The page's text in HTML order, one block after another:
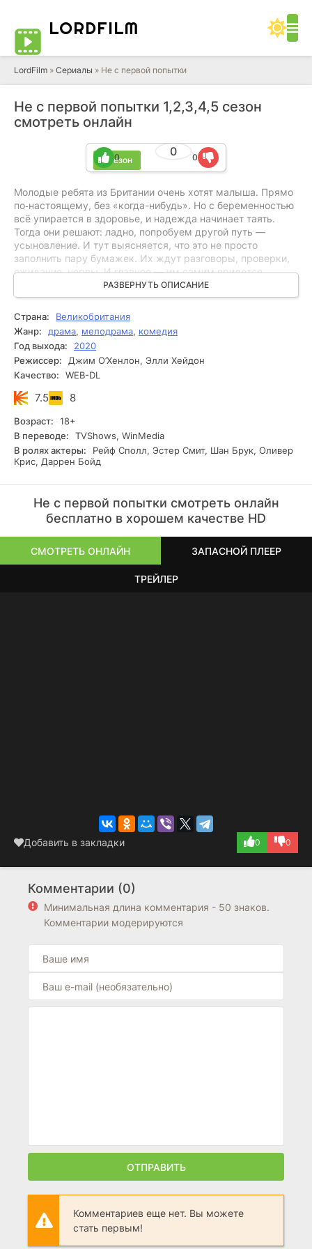
LORDFILM
LordFilm » Сериалы » Не с первой попытки
Не с первой попытки 1,2,3,4,5 сезон
смотреть онлайн
5 сезон
0
0 0
Молодые ребята из Британии очень хотят малыша. Прямо
по‑настоящему, без «когда-нибудь». Но с беременностью
всё упирается в здоровье, и надежда начинает таять.
Тогда они решают: ладно, попробуем другой путь —
усыновление. И тут выясняется, что это не просто
заполнить пару бумажек. Их ждут разговоры, проверки,
ожидание, нервы. И главное — им самим придется
меняться. Учиться говорить честно, не прятать страхи, не
играть в «у нас всё нормально». Потому что иначе этот
путь просто не пройти.
РАЗВЕРНУТЬ ОПИСАНИЕ
Страна:
Великобритания
Жанр:
драма, мелодрама, комедия
Год выхода:
2020
Режиссер:
Джим О’Хенлон, Элли Хейдон
Качество:
WEB-DL
7.5 8
Возраст:
18+
В переводе:
TVShows, WinMedia
В ролях актеры:
Рейф Сполл, Эстер Смит, Шан Брук, Оливер
Крис, Даррен Бойд
Не с первой попытки смотреть онлайн
бесплатно в хорошем качестве HD
СМОТРЕТЬ ОНЛАЙН ЗАПАСНОЙ ПЛЕЕР
ТРЕЙЛЕР
Добавить в закладки 0 0
Комментарии (0)
Минимальная длина комментария - 50 знаков.
Комментарии модерируются
ОТПРАВИТЬ
Комментариев еще нет. Вы можете
стать первым!